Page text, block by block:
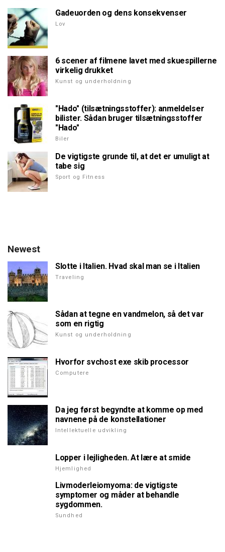
Gadeuorden og dens konsekvenser
Lov
6 scener af filmene lavet med skuespillerne
virkelig drukket
Kunst og underholdning
"Hado" (tilsætningsstoffer): anmeldelser
bilister. Sådan bruger tilsætningsstoffer
"Hado"
Biler
De vigtigste grunde til, at det er umuligt at
tabe sig
Sport og Fitness
Newest
Slotte i Italien. Hvad skal man se i Italien
Traveling
Sådan at tegne en vandmelon, så det var
som en rigtig
Kunst og underholdning
Hvorfor svchost exe skib processor
Computere
Da jeg først begyndte at komme op med
navnene på de konstellationer
Intellektuelle udvikling
Lopper i lejligheden. At lære at smide
Hjemlighed
Livmoderleiomyoma: de vigtigste
symptomer og måder at behandle
sygdommen.
Sundhed